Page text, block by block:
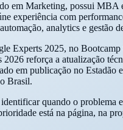
em Marketing, possui MBA
experiência com
analytics e gestão
Experts 2025, no
2026 reforça a atualização
em publicação no Estadão
Brasil.
quando o problema
está na página, na